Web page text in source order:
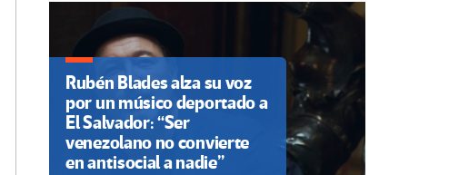
Rubén Blades alza su voz
por un músico deportado a
El Salvador: “Ser
venezolano no convierte
en antisocial a nadie”